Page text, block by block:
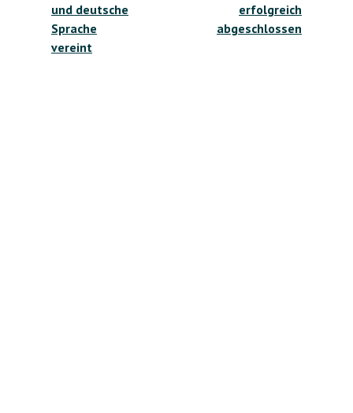
und deutsche
Sprache
vereint
erfolgreich
abgeschlossen